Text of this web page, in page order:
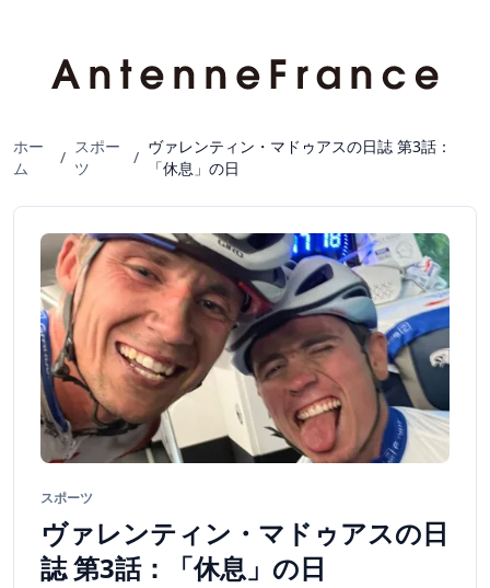
ホー
ム
/
スポー
ツ
/
ヴァレンティン・マドゥアスの日誌 第3話：
「休息」の日
スポーツ
ヴァレンティン・マドゥアスの日
誌 第3話：「休息」の日